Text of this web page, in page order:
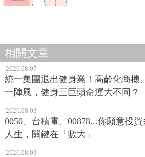
相關文章
2026.08.07
統一集團退出健身業！高齡化商機
一陣風，健身三巨頭命運大不同？
2026.08.03
0050、台積電、00878...你願意投
人生，關鍵在「數大」
2026.08.03